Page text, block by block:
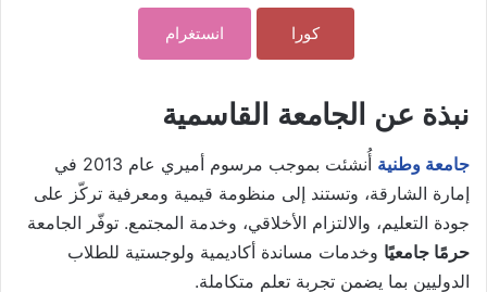
كورا انستغرام
نبذة عن الجامعة القاسمية
جامعة وطنية
أُنشئت بموجب مرسوم أميري عام 2013 في
إمارة الشارقة، وتستند إلى منظومة قيمية ومعرفية تركّز على
جودة التعليم، والالتزام الأخلاقي، وخدمة المجتمع. توفّر الجامعة
حرمًا جامعيًا وخدمات مساندة أكاديمية ولوجستية للطلاب
الدوليين بما يضمن تجربة تعلم متكاملة.